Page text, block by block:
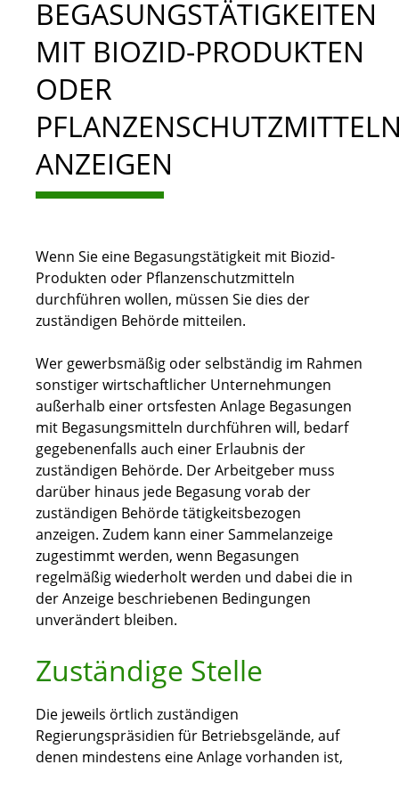
BEGASUNGSTÄTIGKEITEN
MIT BIOZID-PRODUKTEN
ODER
ANZEIGEN
Wenn Sie eine Begasungstätigkeit mit Biozid-
Produkten oder Pflanzenschutzmitteln
durchführen wollen, müssen Sie dies der
zuständigen Behörde mitteilen.
Wer gewerbsmäßig oder selbständig im Rahmen
sonstiger wirtschaftlicher Unternehmungen
außerhalb einer ortsfesten Anlage Begasungen
mit Begasungsmitteln durchführen will, bedarf
gegebenenfalls auch einer Erlaubnis der
zuständigen Behörde. Der Arbeitgeber muss
darüber hinaus jede Begasung vorab der
zuständigen Behörde tätigkeitsbezogen
anzeigen. Zudem kann einer Sammelanzeige
zugestimmt werden, wenn Begasungen
regelmäßig wiederholt werden und dabei die in
der Anzeige beschriebenen Bedingungen
unverändert bleiben.
Zuständige Stelle
Die jeweils örtlich zuständigen
Regierungspräsidien für Betriebsgelände, auf
denen mindestens eine Anlage vorhanden ist,